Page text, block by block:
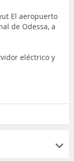
El aeropuerto
de Odessa, a
eléctrico y